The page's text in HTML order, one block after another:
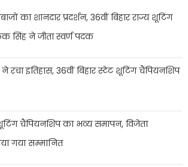
का शानदार प्रदर्शन, 36वीं बिहार राज्य शूटिंग
सिंह ने जीता स्वर्ण पदक
ने रचा इतिहास, 36वीं बिहार स्टेट शूटिंग चैंपियनशिप
चैंपियनशिप का भव्य समापन, विजेता
गया सम्मानित